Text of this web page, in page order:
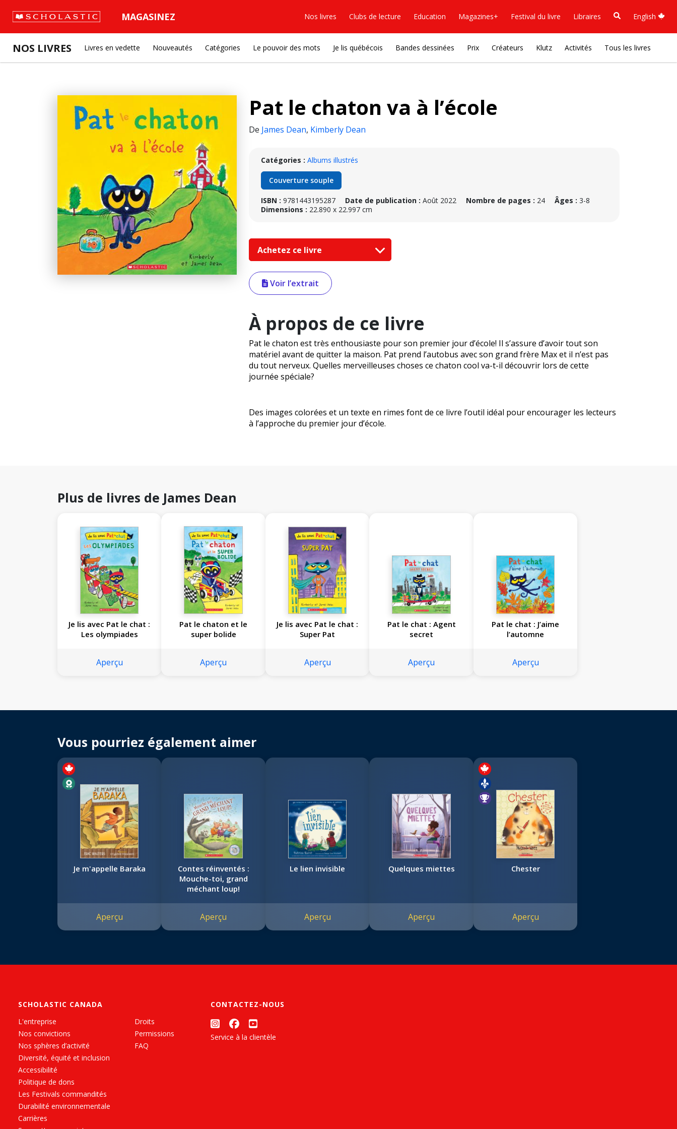
MAGASINEZ Nos livres Clubs de lecture Education Magazines+ Festival du livre Libraires English
NOS LIVRES Livres en vedette Nouveautés Catégories Le pouvoir des mots Je lis québécois Bandes dessinées Prix Créateurs Klutz Activités Tous les livres
Pat le chaton va à l’école
De James Dean, Kimberly Dean
Catégories : Albums illustrés
Couverture souple
ISBN : 9781443195287 Date de publication : Août 2022 Nombre de pages : 24 Âges : 3-8
Dimensions : 22.890 x 22.997 cm
Achetez ce livre
Voir l’extrait
À propos de ce livre
Pat le chaton est très enthousiaste pour son premier jour d’école! Il s’assure d’avoir tout son
matériel avant de quitter la maison. Pat prend l’autobus avec son grand frère Max et il n’est pas
du tout nerveux. Quelles merveilleuses choses ce chaton cool va-t-il découvrir lors de cette
journée spéciale?
Des images colorées et un texte en rimes font de ce livre l’outil idéal pour encourager les lecteurs
à l’approche du premier jour d’école.
Plus de livres de James Dean
Je lis avec Pat le chat :
Les olympiades
Aperçu
Pat le chaton et le
super bolide
Aperçu
Je lis avec Pat le chat :
Super Pat
Aperçu
Pat le chat : Agent
secret
Aperçu
Pat le chat : J’aime
l’automne
Aperçu
Vous pourriez également aimer
Je m'appelle Baraka
Aperçu
Contes réinventés :
Mouche-toi, grand
méchant loup!
Aperçu
Le lien invisible
Aperçu
Quelques miettes
Aperçu
Chester
Aperçu
SCHOLASTIC CANADA
L'entreprise
Nos convictions
Nos sphères d’activité
Diversité, équité et inclusion
Accessibilité
Politique de dons
Les Festivals commandités
Durabilité environnementale
Carrières
Droits
Permissions
FAQ
CONTACTEZ-NOUS
Service à la clientèle